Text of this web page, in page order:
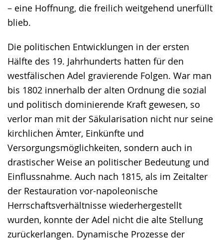
– eine Hoffnung, die freilich weitgehend unerfüllt
blieb.
Die politischen Entwicklungen in der ersten
Hälfte des 19. Jahrhunderts hatten für den
westfälischen Adel gravierende Folgen. War man
bis 1802 innerhalb der alten Ordnung die sozial
und politisch dominierende Kraft gewesen, so
verlor man mit der Säkularisation nicht nur seine
kirchlichen Ämter, Einkünfte und
Versorgungsmöglichkeiten, sondern auch in
drastischer Weise an politischer Bedeutung und
Einflussnahme. Auch nach 1815, als im Zeitalter
der Restauration vor-napoleonische
Herrschaftsverhältnisse wiederhergestellt
wurden, konnte der Adel nicht die alte Stellung
zurückerlangen. Dynamische Prozesse der